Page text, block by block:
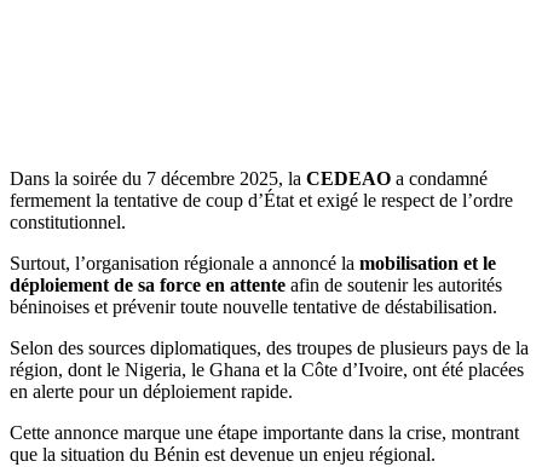
Dans la soirée du 7 décembre 2025, la CEDEAO a condamné
fermement la tentative de coup d’État et exigé le respect de l’ordre
constitutionnel.
Surtout, l’organisation régionale a annoncé la mobilisation et le
déploiement de sa force en attente afin de soutenir les autorités
béninoises et prévenir toute nouvelle tentative de déstabilisation.
Selon des sources diplomatiques, des troupes de plusieurs pays de la
région, dont le Nigeria, le Ghana et la Côte d’Ivoire, ont été placées
en alerte pour un déploiement rapide.
Cette annonce marque une étape importante dans la crise, montrant
que la situation du Bénin est devenue un enjeu régional.